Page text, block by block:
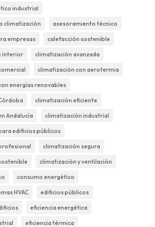
industrial
climatización asesoramiento técnico
empresas calefacción sostenible
interior climatización avanzada
climatización con aerotermia
energías renovables
climatización eficiente
Andalucía climatización industrial
edificios públicos
climatización segura
climatización y ventilación
consumo energético
HVAC edificios públicos
eficiencia energética
eficiencia térmica